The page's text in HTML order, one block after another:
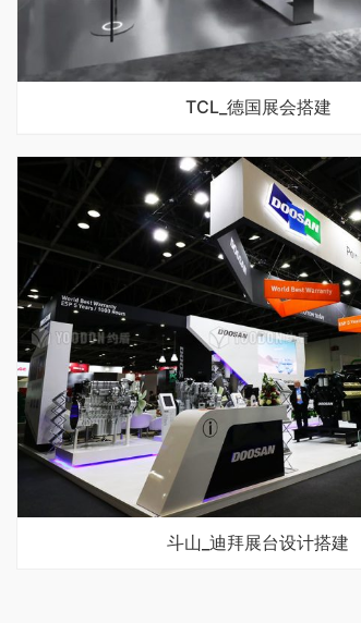
TCL_德国展会搭建
斗山_迪拜展台设计搭建